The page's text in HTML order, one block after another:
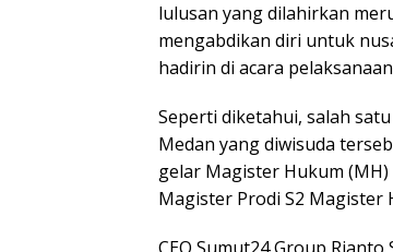
lulusan yang dilahirkan
mengabdikan diri untuk
hadirin di acara
Seperti diketahui, salah
Medan yang diwisuda
gelar Magister Hukum
Magister Prodi S2 Magister